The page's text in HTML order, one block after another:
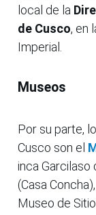
local de la
de Cusco, en
Imperial.
Museos
Por su parte,
Cusco son el
inca Garcilaso
(Casa
Museo de